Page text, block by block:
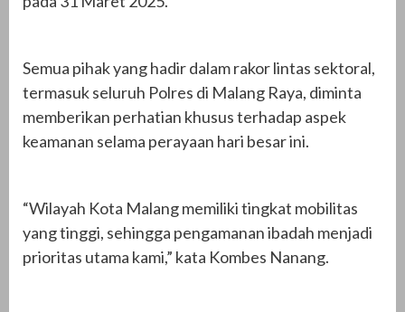
Semua pihak yang hadir dalam rakor lintas sektoral,
termasuk seluruh Polres di Malang Raya, diminta
memberikan perhatian khusus terhadap aspek
keamanan selama perayaan hari besar ini.
“Wilayah Kota Malang memiliki tingkat mobilitas
yang tinggi, sehingga pengamanan ibadah menjadi
prioritas utama kami,” kata Kombes Nanang.